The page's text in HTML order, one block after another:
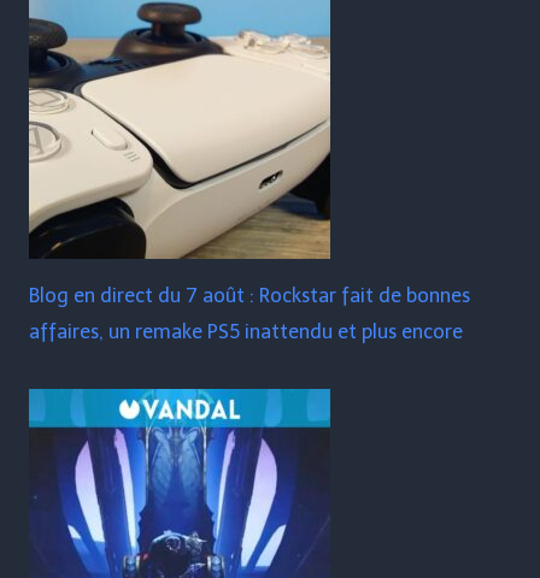
Blog en direct du 7 août : Rockstar fait de bonnes
affaires, un remake PS5 inattendu et plus encore